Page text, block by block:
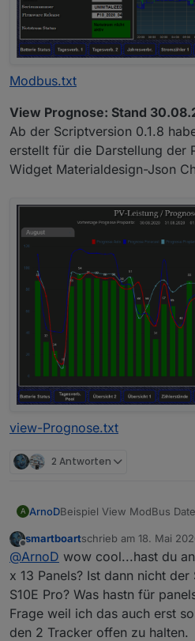
Modbus.txt
View Prognose: Stand
Ab der Scriptversion 0.1.8
erstellt für die Darstellung der
Widget Materialdesign-Json
view-Prognose.txt
2 Antworten
A ArnoDBeispiel View ModBus
Offline
smartboartschrieb am 18. Mai
zuletzt editiert von
@ArnoD wow cool...hast du
x 13 Panels? Ist dann nicht
S10E Pro? Was hastn für
Frage weil ich das auch erst
den 2 Tracker offen zu halten.